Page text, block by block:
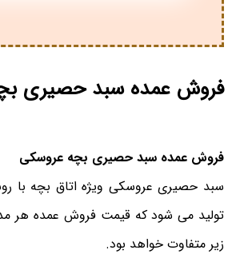
فروش عمده سبد حصیری
فروش عمده سبد حصیری بچه عروسکی
سبد حصیری عروسکی ویژه اتاق بچه با
تولید می شود که قیمت فروش عمده هر
زیر متفاوت خواهد بود.